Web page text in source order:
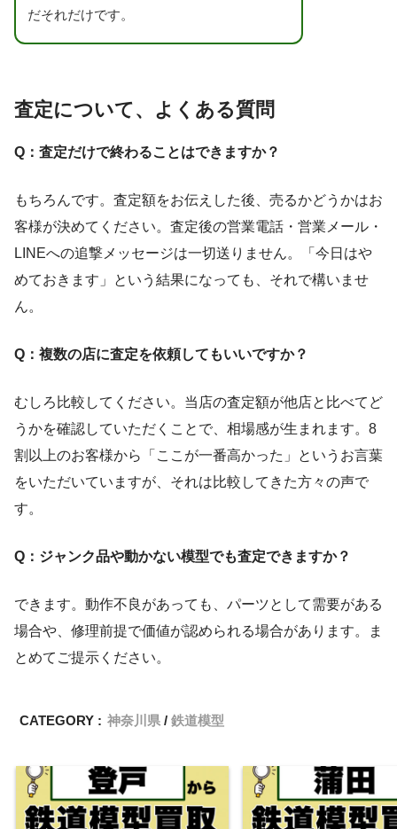
だそれだけです。
査定について、よくある質問
Q：査定だけで終わることはできますか？
もちろんです。査定額をお伝えした後、売るかどうかはお
客様が決めてください。査定後の営業電話・営業メール・
LINEへの追撃メッセージは一切送りません。「今日はや
めておきます」という結果になっても、それで構いませ
ん。
Q：複数の店に査定を依頼してもいいですか？
むしろ比較してください。当店の査定額が他店と比べてど
うかを確認していただくことで、相場感が生まれます。8
割以上のお客様から「ここが一番高かった」というお言葉
をいただいていますが、それは比較してきた方々の声で
す。
Q：ジャンク品や動かない模型でも査定できますか？
できます。動作不良があっても、パーツとして需要がある
場合や、修理前提で価値が認められる場合があります。ま
とめてご提示ください。
CATEGORY : 神奈川県 鉄道模型